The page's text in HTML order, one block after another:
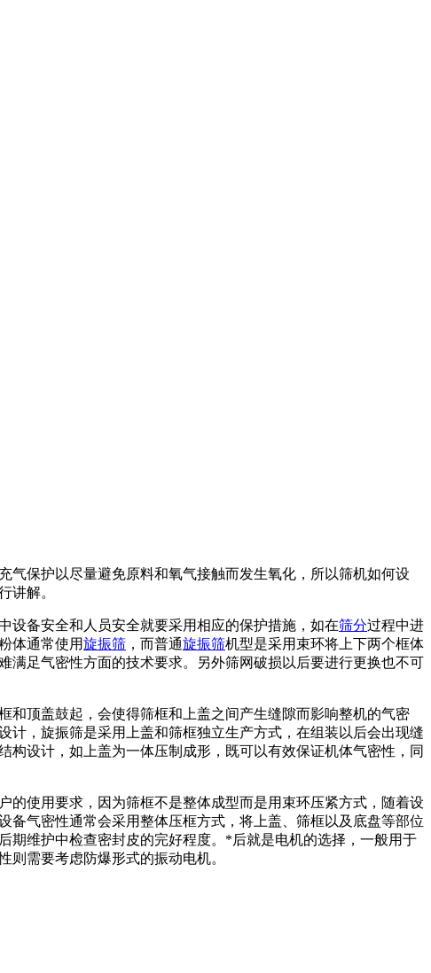
气保护以尽量避免原料和氧气接触而发生氧化，所以筛机如何设
讲解。
设备安全和人员安全就要采用相应的保护措施，如在筛分过程中进
体通常使用旋振筛 ，而普通旋振筛机型是采用束环将上下两个框体
满足气密性方面的技术要求。另外筛网破损以后要进行更换也不可
和顶盖鼓起，会使得筛框和上盖之间产生缝隙而影响整机的气密
，旋振筛是采用上盖和筛框独立生产方式，在组装以后会出现缝
设计，如上盖为一体压制成形，既可以有效保证机体气密性，同
的使用要求，因为筛框不是整体成型而是用束环压紧方式，随着设
气密性通常会采用整体压框方式，将上盖、筛框以及底盘等部位
期维护中检查密封皮的完好程度。*后就是电机的选择，一般用于
需要考虑防爆形式的振动电机。